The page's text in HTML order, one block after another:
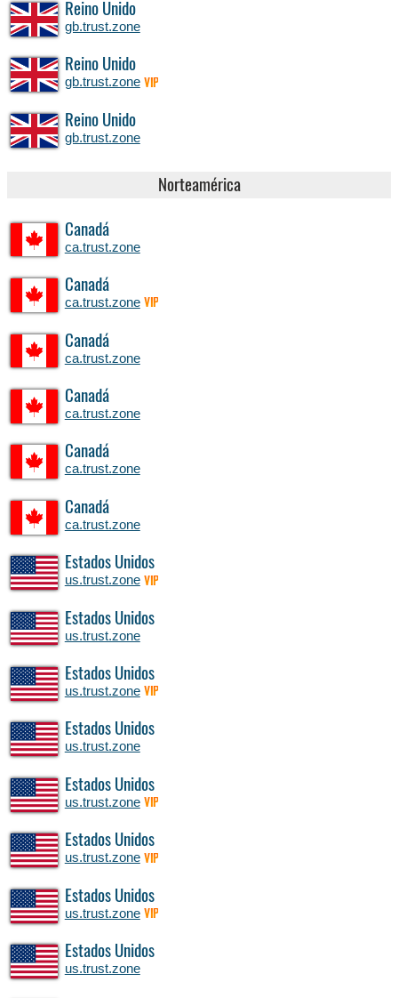
Reino Unido
gb.trust.zone
Reino Unido
gb.trust.zone VIP
Reino Unido
gb.trust.zone
Norteamérica
Canadá
ca.trust.zone
Canadá
ca.trust.zone VIP
Canadá
ca.trust.zone
Canadá
ca.trust.zone
Canadá
ca.trust.zone
Canadá
ca.trust.zone
Estados Unidos
us.trust.zone VIP
Estados Unidos
us.trust.zone
Estados Unidos
us.trust.zone VIP
Estados Unidos
us.trust.zone
Estados Unidos
us.trust.zone VIP
Estados Unidos
us.trust.zone VIP
Estados Unidos
us.trust.zone VIP
Estados Unidos
us.trust.zone